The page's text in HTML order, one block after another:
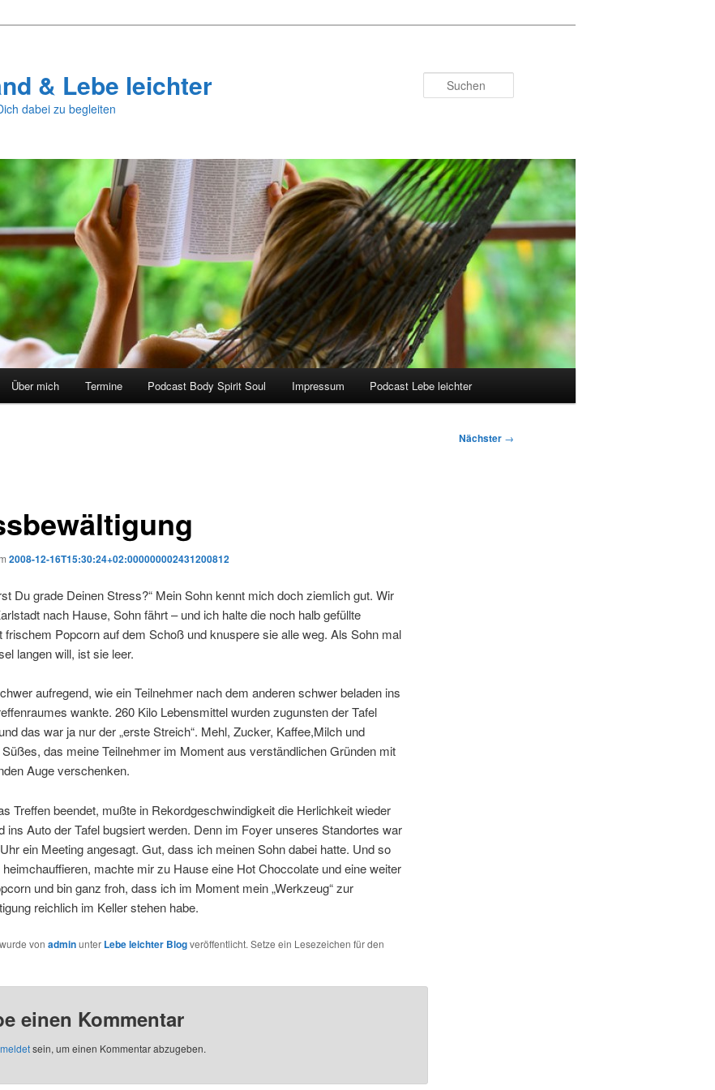
& Lebe leichter
dabei zu begleiten
Über mich Termine Podcast Body Spirit Soul Impressum Podcast Lebe leichter
Nächster →
2008-12-16T15:30:24+02:000000002431200812
Du grade Deinen Stress?“ Mein Sohn kennt mich doch ziemlich gut. Wir
nach Hause, Sohn fährt – und ich halte die noch halb gefüllte
frischem Popcorn auf dem Schoß und knuspere sie alle weg. Als Sohn mal
langen will, ist sie leer.
aufregend, wie ein Teilnehmer nach dem anderen schwer beladen ins
wankte. 260 Kilo Lebensmittel wurden zugunsten der Tafel
das war ja nur der „erste Streich“. Mehl, Zucker, Kaffee,Milch und
das meine Teilnehmer im Moment aus verständlichen Gründen mit
Auge verschenken.
Treffen beendet, mußte in Rekordgeschwindigkeit die Herlichkeit wieder
ins Auto der Tafel bugsiert werden. Denn im Foyer unseres Standortes war
ein Meeting angesagt. Gut, dass ich meinen Sohn dabei hatte. Und so
machte mir zu Hause eine Hot Choccolate und eine weiter
und bin ganz froh, dass ich im Moment mein „Werkzeug“ zur
reichlich im Keller stehen habe.
von adminunter Lebe leichter Blogveröffentlicht. Setze ein Lesezeichen für den
einen Kommentar
sein, um einen Kommentar abzugeben.